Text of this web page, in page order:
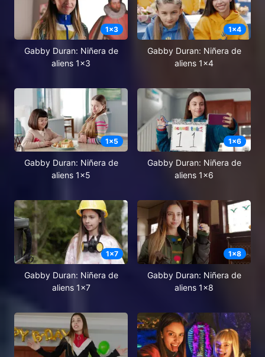
1x3
Gabby Duran: Niñera de
aliens 1x3
1x4
Gabby Duran: Niñera de
aliens 1x4
1x5
Gabby Duran: Niñera de
aliens 1x5
1x6
Gabby Duran: Niñera de
aliens 1x6
1x7
Gabby Duran: Niñera de
aliens 1x7
1x8
Gabby Duran: Niñera de
aliens 1x8